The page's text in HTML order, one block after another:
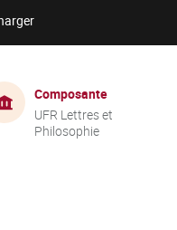
Composante
UFR Lettres et
Philosophie